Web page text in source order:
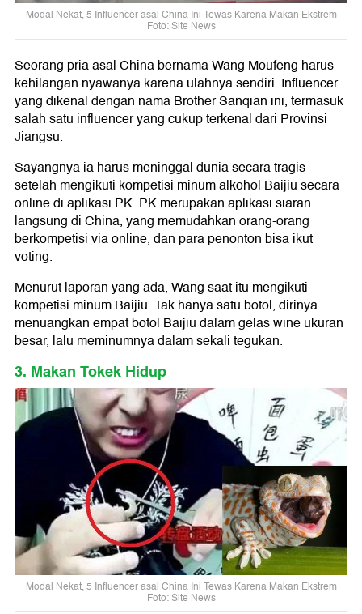
Modal Nekat, 5 Influencer asal China Ini Tewas Karena Makan Ekstrem
Foto: Site News
Seorang pria asal China bernama Wang Moufeng harus
kehilangan nyawanya karena ulahnya sendiri. Influencer
yang dikenal dengan nama Brother Sanqian ini, termasuk
salah satu influencer yang cukup terkenal dari Provinsi
Jiangsu.
Sayangnya ia harus meninggal dunia secara tragis
setelah mengikuti kompetisi minum alkohol Baijiu secara
online di aplikasi PK. PK merupakan aplikasi siaran
langsung di China, yang memudahkan orang-orang
berkompetisi via online, dan para penonton bisa ikut
voting.
Menurut laporan yang ada, Wang saat itu mengikuti
kompetisi minum Baijiu. Tak hanya satu botol, dirinya
menuangkan empat botol Baijiu dalam gelas wine ukuran
besar, lalu meminumnya dalam sekali tegukan.
3. Makan Tokek Hidup
Modal Nekat, 5 Influencer asal China Ini Tewas Karena Makan Ekstrem
Foto: Site News